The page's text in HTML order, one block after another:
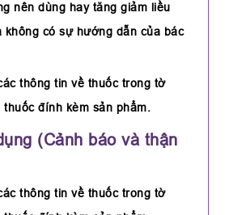
nên dùng hay tăng giảm liều
không có sự hướng dẫn của bác
thông tin về thuốc trong tờ
đính kèm sản phẩm.
(Cảnh báo và thận
thông tin về thuốc trong tờ